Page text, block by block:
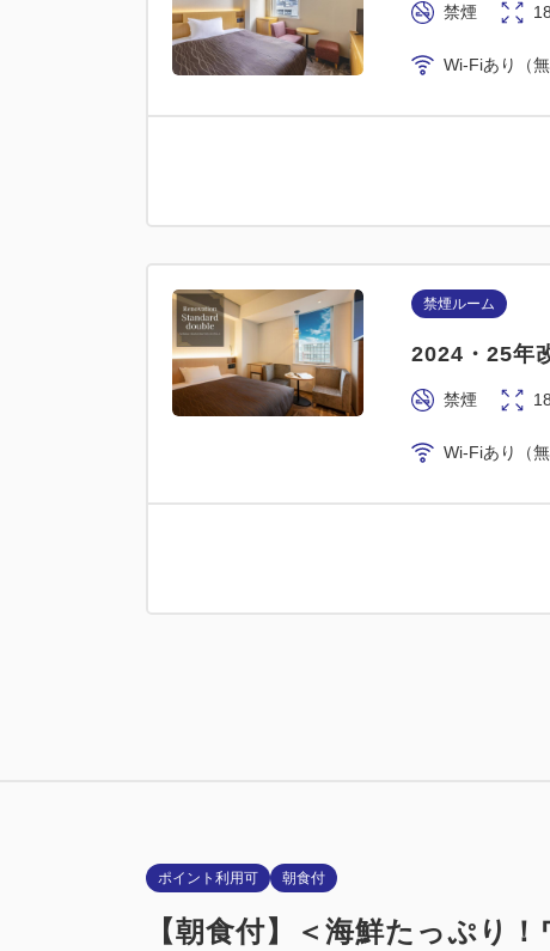
禁煙
Wi-Fiあり（無
禁煙ルーム
2024・25年
禁煙
Wi-Fiあり（無
ポイント利用可 朝食付
【朝食付】＜海鮮たっぷり